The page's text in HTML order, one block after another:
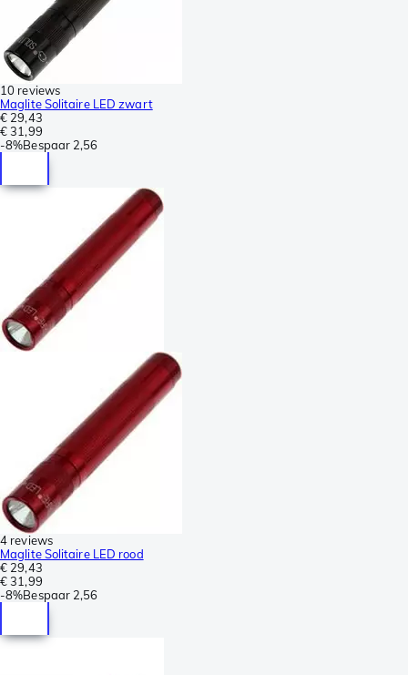
10 reviews
Maglite Solitaire LED zwart
€ 29,43
€ 31,99
-8%Bespaar 2,56
4 reviews
Maglite Solitaire LED rood
€ 29,43
€ 31,99
-8%Bespaar 2,56